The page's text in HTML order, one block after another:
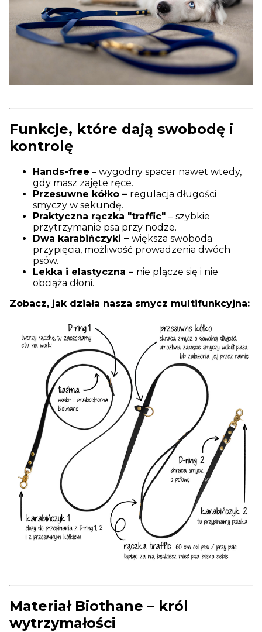
Funkcje, które dają swobodę i
kontrolę
Hands-free – wygodny spacer nawet wtedy,
gdy masz zajęte ręce.
Przesuwne kółko – regulacja długości
smyczy w sekundę.
Praktyczna rączka "traffic" – szybkie
przytrzymanie psa przy nodze.
Dwa karabińczyki – większa swoboda
przypięcia, możliwość prowadzenia dwóch
psów.
Lekka i elastyczna – nie plącze się i nie
obciąża dłoni.
Zobacz, jak działa nasza smycz multifunkcyjna:
Materiał Biothane – król
wytrzymałości